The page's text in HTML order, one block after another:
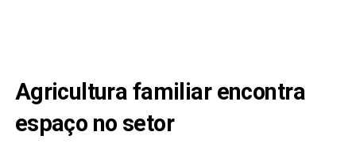
Agricultura familiar encontra
espaço no setor